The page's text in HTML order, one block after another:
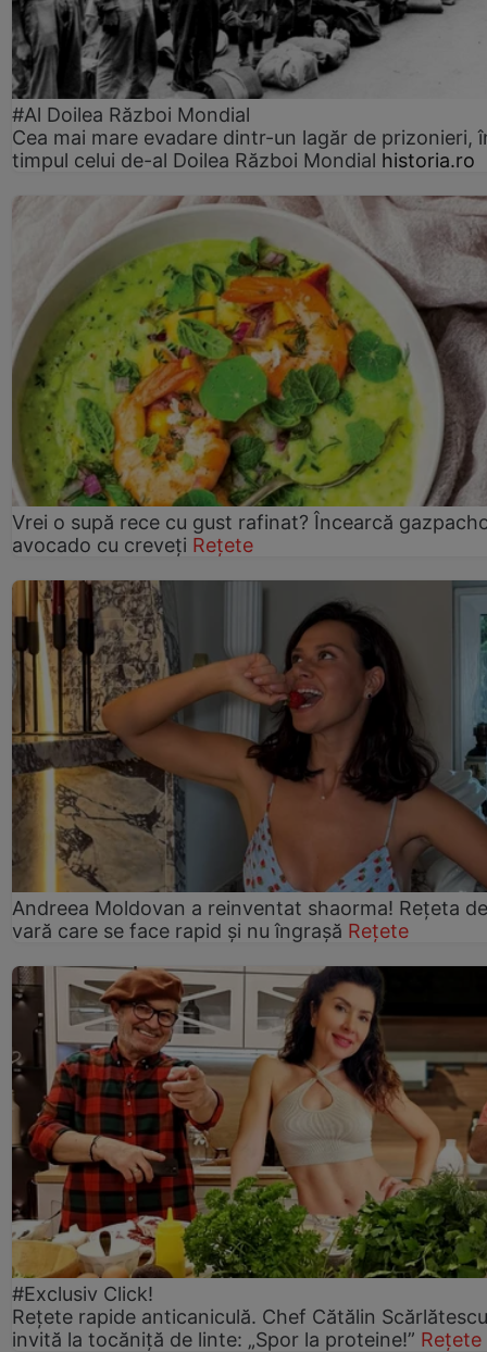
#Al Doilea Război Mondial
Cea mai mare evadare dintr-un lagăr de prizonieri,
timpul celui de-al Doilea Război Mondial historia.ro
Vrei o supă rece cu gust rafinat? Încearcă
avocado cu creveți Rețete
Andreea Moldovan a reinventat shaorma! Rețeta de
vară care se face rapid și nu îngrașă Rețete
#Exclusiv Click!
Rețete rapide anticaniculă. Chef Cătălin
invită la tocăniță de linte: „Spor la proteine!” Rețete